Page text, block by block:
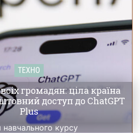
ТЕХНО
громадян: ціла країна
доступ до ChatGPT
Plus
навчального курсу